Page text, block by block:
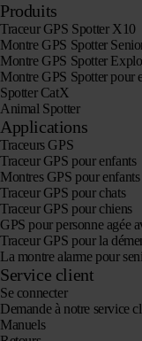
Produits
Traceur GPS Spotter X10
Montre GPS Spotter
Montre GPS Spotter
Montre GPS Spotter pour
Spotter CatX
Animal Spotter
Applications
Traceurs GPS
Traceur GPS pour enfants
Montres GPS pour enfants
Traceur GPS pour chats
Traceur GPS pour chiens
GPS pour personne agée
Traceur GPS pour la
La montre alarme pour
Service client
Se connecter
Demande à notre service
Manuels